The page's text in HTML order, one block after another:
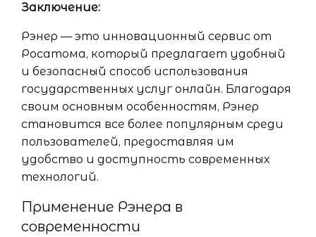
Заключение:
Рэнер — это инновационный сервис от
Росатома, который предлагает удобный
и безопасный способ использования
государственных услуг онлайн. Благодаря
своим основным особенностям, Рэнер
становится все более популярным среди
пользователей, предоставляя им
удобство и доступность современных
технологий.
Применение Рэнера в
современности